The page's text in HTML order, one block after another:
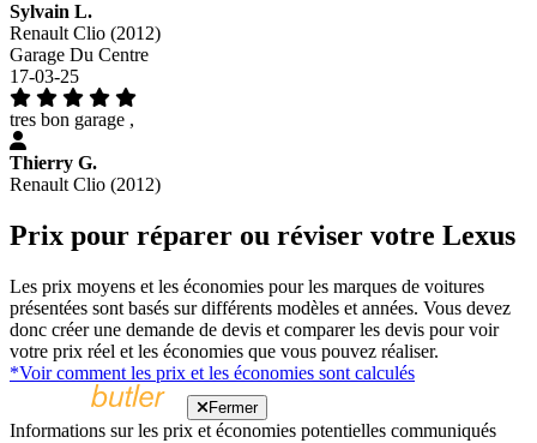
Sylvain L.
Renault Clio (2012)
Garage Du Centre
17-03-25
tres bon garage ,
Thierry G.
Renault Clio (2012)
Prix pour réparer ou réviser votre Lexus
Les prix moyens et les économies pour les marques de voitures
présentées sont basés sur différents modèles et années. Vous devez
donc créer une demande de devis et comparer les devis pour voir
votre prix réel et les économies que vous pouvez réaliser.
*Voir comment les prix et les économies sont calculés
Fermer
Informations sur les prix et économies potentielles communiqués